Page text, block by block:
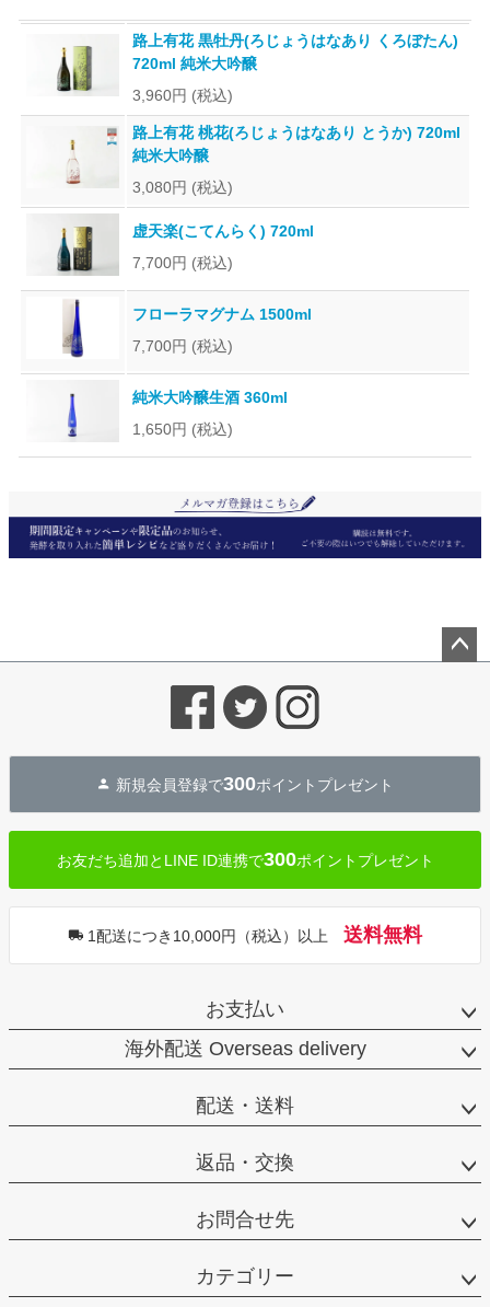
路上有花 黒牡丹(ろじょうはなあり くろぼたん)
720ml 純米大吟醸
3,960円 (税込)
路上有花 桃花(ろじょうはなあり とうか) 720ml
純米大吟醸
3,080円 (税込)
虚天楽(こてんらく) 720ml
7,700円 (税込)
フローラマグナム 1500ml
7,700円 (税込)
純米大吟醸生酒 360ml
1,650円 (税込)
新規会員登録で300ポイントプレゼント
お友だち追加とLINE ID連携で300ポイントプレゼント
1配送につき10,000円（税込）以上 送料無料
お支払い
海外配送 Overseas delivery
配送・送料
返品・交換
お問合せ先
カテゴリー